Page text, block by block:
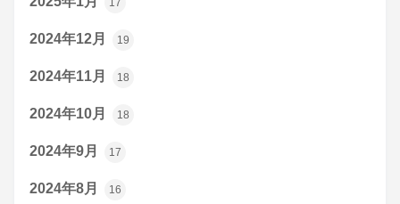
17
2024年12月 19
2024年11月 18
2024年10月 18
2024年9月 17
2024年8月 16